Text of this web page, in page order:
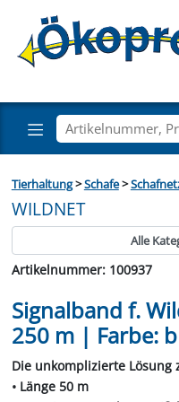
Tierhaltung>Schafe>
WILDNET
Alle
Artikelnummer: 100937
Signalband f.
250 m | Farbe:
Die unkomplizierte Lösung
• Länge 50 m